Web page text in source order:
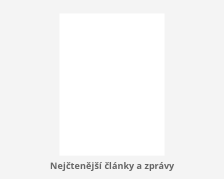
Nejčtenější články a zprávy